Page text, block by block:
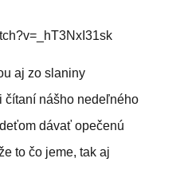
aj zo slaniny
čítaní nášho nedeľného
dávať opečenú
to čo jeme, tak aj